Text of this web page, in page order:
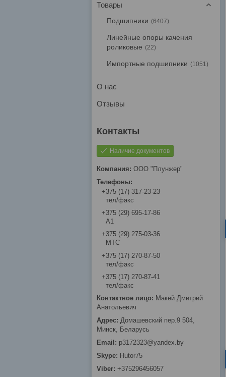
Товары
Подшипники 6407
Линейные опоры качения
роликовые
22
Импортные подшипники 1051
О нас
Отзывы
Наличие документов
ООО "Плунжер"
+375 (17) 317-23-23
тел/факс
+375 (29) 695-17-86
A1
+375 (29) 275-03-36
МТС
+375 (17) 270-87-50
тел/факс
+375 (17) 270-87-41
тел/факс
Макей Дмитрий
Анатольевич
Домашевский пер.9 504,
Минск, Беларусь
p3172323@yandex.by
Hutor75
+375296456057